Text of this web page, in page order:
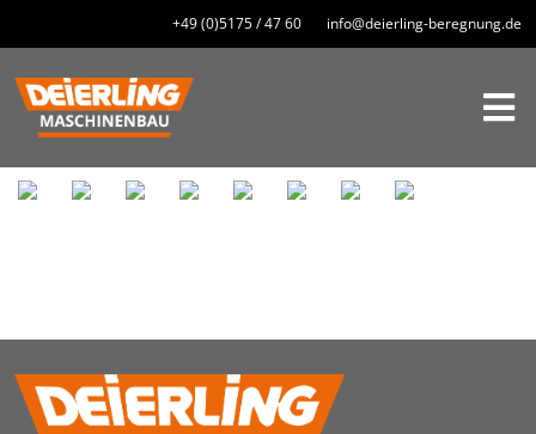
+49 (0)5175 / 47 60 info@deierling-beregnung.de